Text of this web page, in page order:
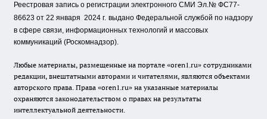
Реестровая запись о регистрации электронного СМИ Эл.№ ФС77-
86623 от 22 января 2024 г. выдано Федеральной службой по надзору
в сфере связи, информационных технологий и массовых
коммуникаций (Роскомнадзор).
Любые материалы, размещенные на портале «oren1.ru» сотрудниками
редакции, внештатными авторами и читателями, являются объектами
авторского права. Права «oren1.ru» на указанные материалы
охраняются законодательством о правах на результаты
интеллектуальной деятельности.